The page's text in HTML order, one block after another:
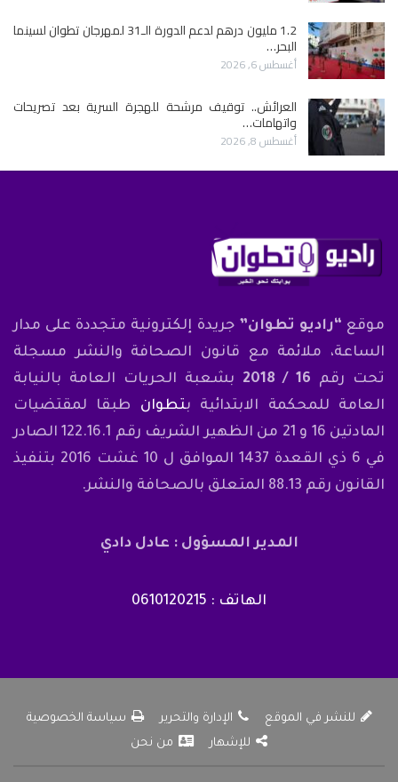
1.2 مليون درهم لدعم الدورة الـ31 لمهرجان تطوان لسينما
البحر…
أغسطس 6, 2026
العرائش.. توقيف مرشحة للهجرة السرية بعد تصريحات
واتهامات…
أغسطس 8, 2026
موقع “راديو تطوان” جريدة إلكترونية متجددة على مدار
الساعة، ملائمة مع قانون الصحافة والنشر مسجلة
تحت رقم 16 / 2018
بشعبة الحريات العامة بالنيابة
العامة للمحكمة الابتدائية بتطوان طبقا لمقتضيات
المادتين 16 و 21 من الظهير الشريف رقم 122.16.1 الصادر
في 6 ذي القعدة 1437 الموافق ل 10 غشت 2016 بتنفيذ
القانون رقم 88.13 المتعلق بالصحافة والنشر.
المدير المسؤول : عادل دادي
الهاتف : 0610120215
للنشر في الموقع الإدارة والتحرير
سياسة الخصوصية
للإشهار
من نحن